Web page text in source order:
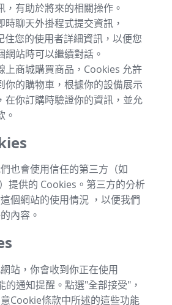
，有助於將來的相關操作。
時聊天外掛程式提交資訊，
住您的使用者詳細資訊，以便您
網站時可以繼續對話。
上商城購買商品，Cookies 允許
你的購物車，根據你的設備展示
在你訂購時驗證你的資訊，並允
。
也會使用信任的第三方（如
提供的 Cookies。第三方的分析
個網站的使用情況 ，以便我們
內容。
站，你會收到你正在使用
的通知提醒。點選"全部接受"，
Cookie條款中所述的這些功能